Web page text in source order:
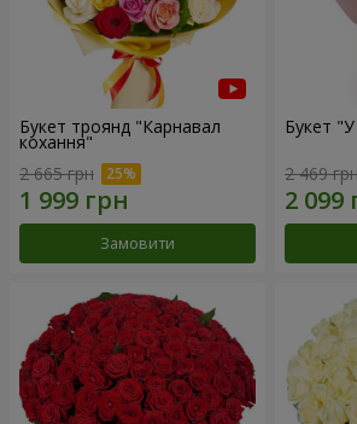
Букет троянд "Карнавал
кохання"
2 665 грн
Замовити
Букет "У
2 469